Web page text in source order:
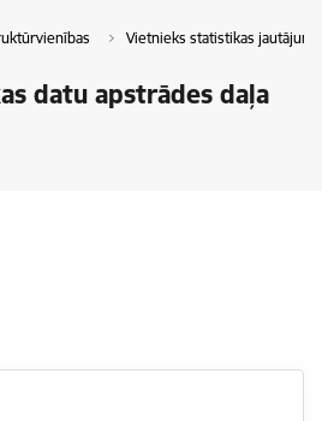
Vietnieks statistikas
datu apstrādes daļa